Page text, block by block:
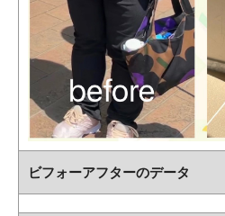
ビフォーアフターのデータ